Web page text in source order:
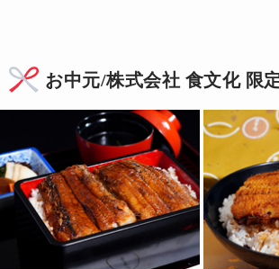
お中元/株式会社 食文化 限